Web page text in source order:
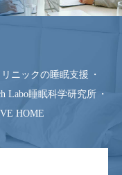
リニックの睡眠支援
Labo睡眠科学研究所
HOME